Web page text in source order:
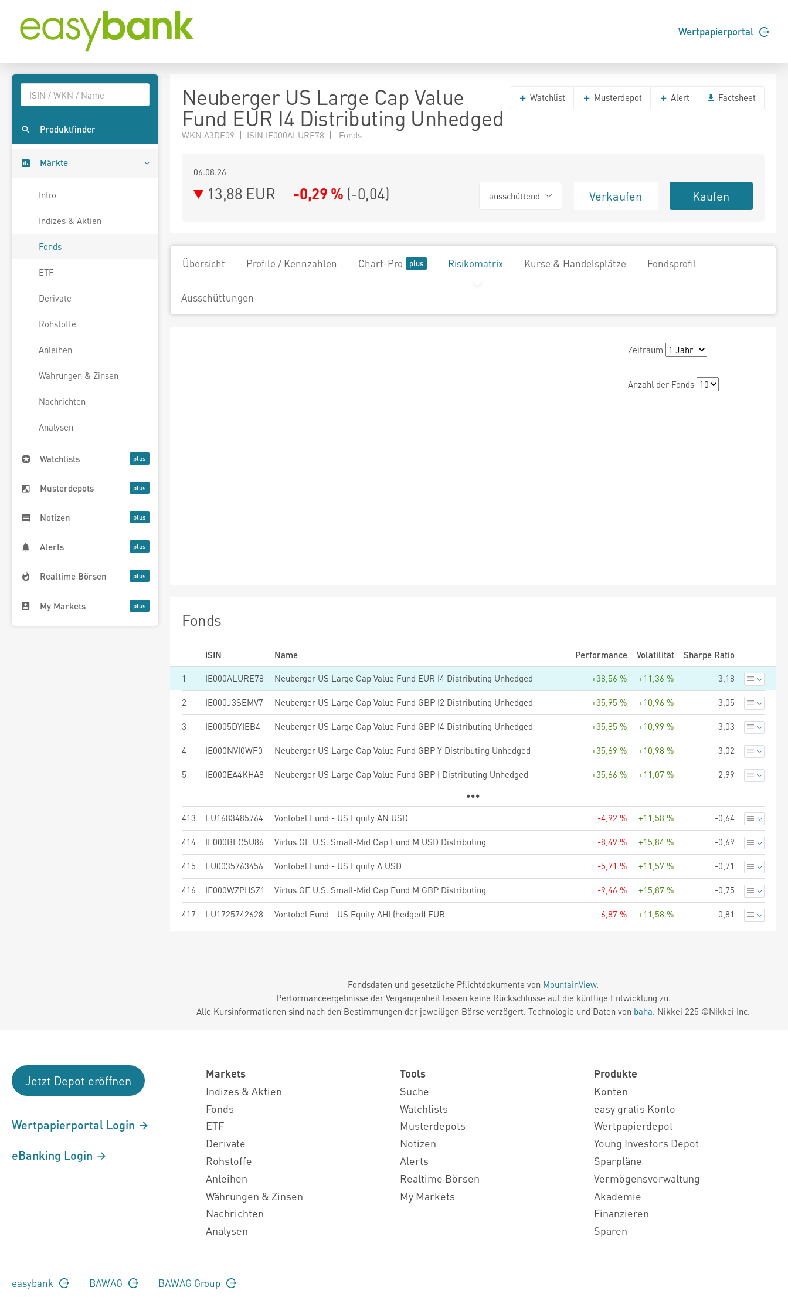
Wertpapierportal
Produktfinder
Märkte
Intro
Indizes & Aktien
Fonds
ETF
Derivate
Rohstoffe
Anleihen
Währungen & Zinsen
Nachrichten
Analysen
Watchlists
Musterdepots
Notizen
Alerts
Realtime Börsen
My Markets
Neuberger US Large Cap Value
Fund EUR I4 Distributing Unhedged
WKN A3DE09 | ISIN IE000ALURE78 | Fonds
Watchlist Musterdepot Alert Factsheet
06.08.26
13,88 EUR -0,29 % (-0,04) ausschüttend Verkaufen Kaufen
Übersicht Profile / Kennzahlen Chart-Pro Risikomatrix Kurse & Handelsplätze Fondsprofil
Ausschüttungen
Zeitraum
Anzahl der Fonds
Fonds
ISIN Name Performance Volatilität
Sharpe Ratio
1
IE000ALURE78 Neuberger US Large Cap Value Fund EUR I4 Distributing Unhedged +38,56 % +11,36 % 3,18
2 IE000J3SEMV7 Neuberger US Large Cap Value Fund GBP I2 Distributing Unhedged +35,95 % +10,96 % 3,05
3 IE0005DYIEB4 Neuberger US Large Cap Value Fund GBP I4 Distributing Unhedged +35,85 % +10,99 % 3,03
4 IE000NVI0WF0 Neuberger US Large Cap Value Fund GBP Y Distributing Unhedged +35,69 % +10,98 % 3,02
5 IE000EA4KHA8 Neuberger US Large Cap Value Fund GBP I Distributing Unhedged +35,66 % +11,07 % 2,99
413 LU1683485764 Vontobel Fund - US Equity AN USD -4,92 % +11,58 % -0,64
414 IE000BFC5U86 Virtus GF U.S. Small-Mid Cap Fund M USD Distributing -8,49 % +15,84 % -0,69
415 LU0035763456 Vontobel Fund - US Equity A USD -5,71 % +11,57 % -0,71
416 IE000WZPHSZ1 Virtus GF U.S. Small-Mid Cap Fund M GBP Distributing -9,46 % +15,87 % -0,75
417 LU1725742628 Vontobel Fund - US Equity AHI (hedged) EUR -6,87 % +11,58 % -0,81
Fondsdaten und gesetzliche Pflichtdokumente von MountainView.
Performanceergebnisse der Vergangenheit lassen keine Rückschlüsse auf die künftige Entwicklung zu.
Alle Kursinformationen sind nach den Bestimmungen der jeweiligen Börse verzögert. Technologie und Daten von baha. Nikkei 225 ©Nikkei Inc.
Jetzt Depot eröffnen
Wertpapierportal Login
eBanking Login
Markets
Indizes & Aktien
Fonds
ETF
Derivate
Rohstoffe
Anleihen
Währungen & Zinsen
Nachrichten
Analysen
Tools
Suche
Watchlists
Musterdepots
Notizen
Alerts
Realtime Börsen
My Markets
Produkte
Konten
easy gratis Konto
Wertpapierdepot
Young Investors Depot
Sparpläne
Vermögensverwaltung
Akademie
Finanzieren
Sparen
easybank BAWAG BAWAG Group